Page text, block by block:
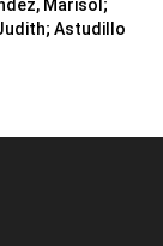
Marisol ;
; Astudillo